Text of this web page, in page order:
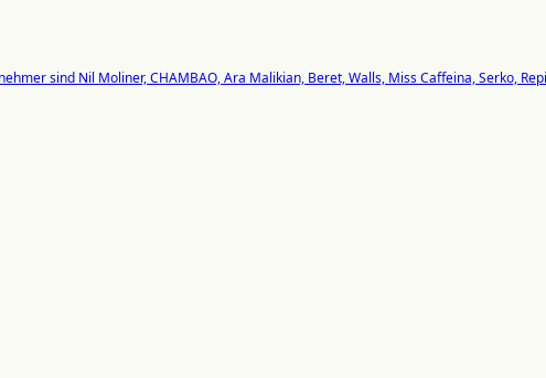
sind Nil Moliner, CHAMBAO, Ara Malikian, Beret, Walls, Miss Caffeina, Serko,